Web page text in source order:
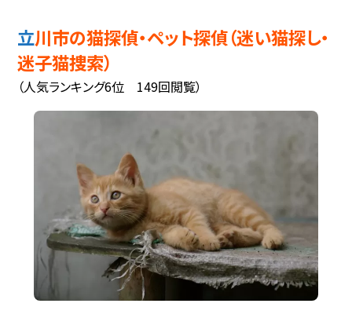
立川市の猫探偵・ペット探偵（迷い猫探し・
迷子猫捜索）
（人気ランキング6位 149回閲覧）